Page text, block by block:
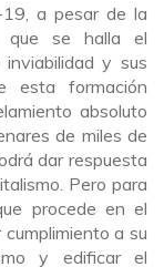
a pesar de la
que se halla el
y sus
esta formación
absoluto
de miles de
dar respuesta
Pero para
procede en el
a su
y edificar el